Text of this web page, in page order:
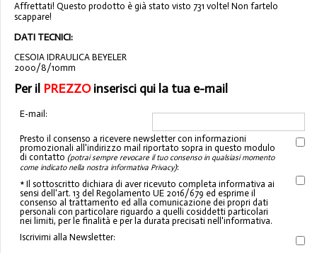
Affrettati! Questo prodotto è già stato visto 731 volte! Non fartelo
scappare!
DATI TECNICI:
CESOIA IDRAULICA BEYELER
2000/8/10mm
Per il PREZZOinserisci qui la tua e-mail
E-mail:
Presto il consenso a ricevere newsletter con informazioni
promozionali all'indirizzo mail riportato sopra in questo modulo
di contatto (potrai sempre revocare il tuo consenso in qualsiasi momento
come indicato nella nostra informativa Privacy):
* Il sottoscritto dichiara di aver ricevuto completa informativa ai
sensi dell'art. 13 del Regolamento UE 2016/679 ed esprime il
consenso al trattamento ed alla comunicazione dei propri dati
personali con particolare riguardo a quelli cosiddetti particolari
nei limiti, per le finalità e per la durata precisati nell'informativa.
Iscrivimi alla Newsletter: